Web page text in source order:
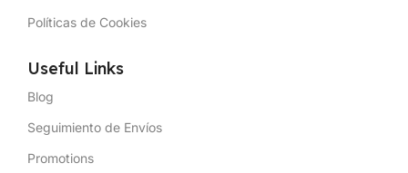
Políticas de Cookies
Useful Links
Blog
Seguimiento de Envíos
Promotions